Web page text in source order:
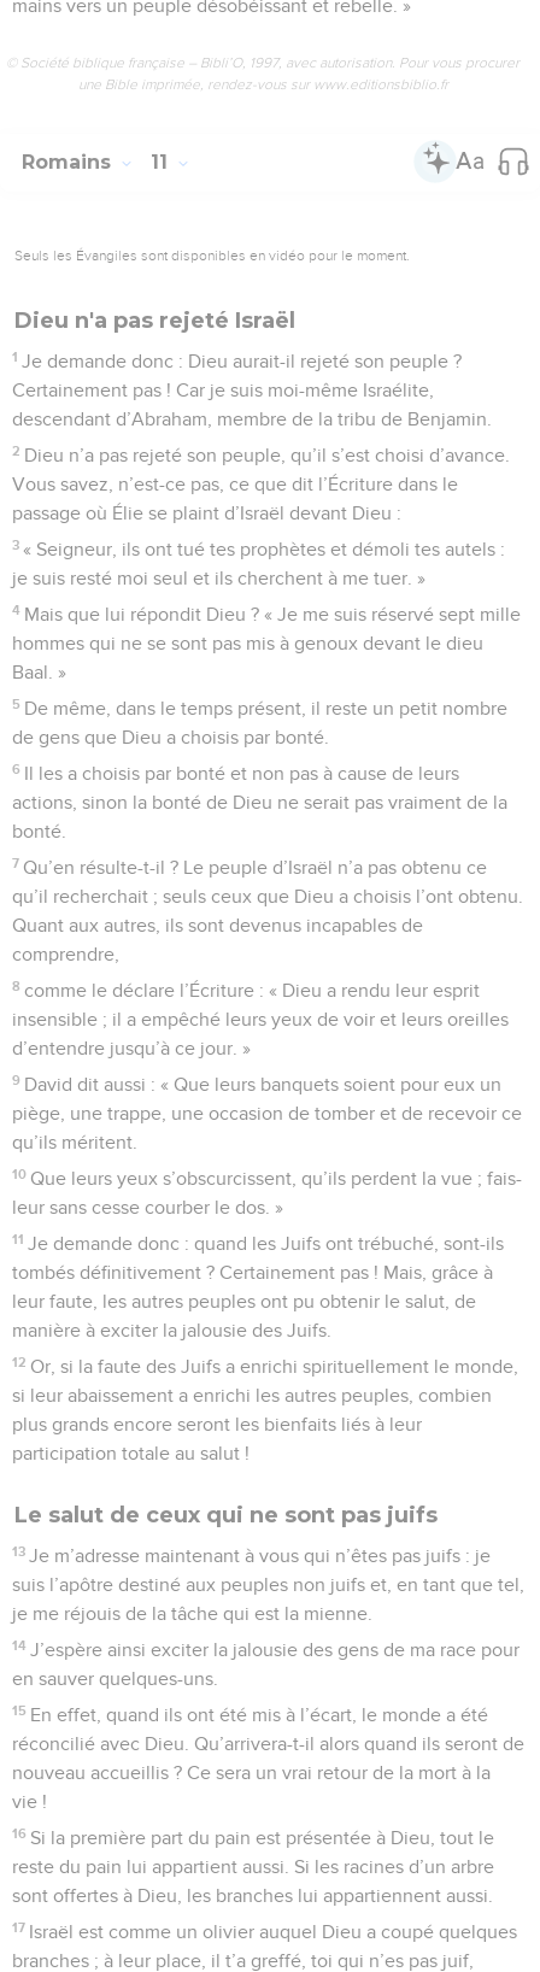
mains vers un peuple désobéissant et rebelle. »
© Société biblique française – Bibli’O, 1997, avec autorisation. Pour vous procurer
une Bible imprimée, rendez-vous sur www.editionsbiblio.fr
Romains 11
Seuls les Évangiles sont disponibles en vidéo pour le moment.
Dieu n'a pas rejeté Israël
1 Je demande donc : Dieu aurait-il rejeté son peuple ?
Certainement pas ! Car je suis moi-même Israélite,
descendant d’Abraham, membre de la tribu de Benjamin.
2 Dieu n’a pas rejeté son peuple, qu’il s’est choisi d’avance.
Vous savez, n’est-ce pas, ce que dit l’Écriture dans le
passage où Élie se plaint d’Israël devant Dieu :
3 « Seigneur, ils ont tué tes prophètes et démoli tes autels :
je suis resté moi seul et ils cherchent à me tuer. »
4 Mais que lui répondit Dieu ? « Je me suis réservé sept mille
hommes qui ne se sont pas mis à genoux devant le dieu
Baal. »
5 De même, dans le temps présent, il reste un petit nombre
de gens que Dieu a choisis par bonté.
6 Il les a choisis par bonté et non pas à cause de leurs
actions, sinon la bonté de Dieu ne serait pas vraiment de la
bonté.
7 Qu’en résulte-t-il ? Le peuple d’Israël n’a pas obtenu ce
qu’il recherchait ; seuls ceux que Dieu a choisis l’ont obtenu.
Quant aux autres, ils sont devenus incapables de
comprendre,
8 comme le déclare l’Écriture : « Dieu a rendu leur esprit
insensible ; il a empêché leurs yeux de voir et leurs oreilles
d’entendre jusqu’à ce jour. »
9 David dit aussi : « Que leurs banquets soient pour eux un
piège, une trappe, une occasion de tomber et de recevoir ce
qu’ils méritent.
10 Que leurs yeux s’obscurcissent, qu’ils perdent la vue ; fais-
leur sans cesse courber le dos. »
11 Je demande donc : quand les Juifs ont trébuché, sont-ils
tombés définitivement ? Certainement pas ! Mais, grâce à
leur faute, les autres peuples ont pu obtenir le salut, de
manière à exciter la jalousie des Juifs.
12 Or, si la faute des Juifs a enrichi spirituellement le monde,
si leur abaissement a enrichi les autres peuples, combien
plus grands encore seront les bienfaits liés à leur
participation totale au salut !
Le salut de ceux qui ne sont pas juifs
13 Je m’adresse maintenant à vous qui n’êtes pas juifs : je
suis l’apôtre destiné aux peuples non juifs et, en tant que tel,
je me réjouis de la tâche qui est la mienne.
14 J’espère ainsi exciter la jalousie des gens de ma race pour
en sauver quelques-uns.
15 En effet, quand ils ont été mis à l’écart, le monde a été
réconcilié avec Dieu. Qu’arrivera-t-il alors quand ils seront de
nouveau accueillis ? Ce sera un vrai retour de la mort à la
vie !
16 Si la première part du pain est présentée à Dieu, tout le
reste du pain lui appartient aussi. Si les racines d’un arbre
sont offertes à Dieu, les branches lui appartiennent aussi.
17 Israël est comme un olivier auquel Dieu a coupé quelques
branches ; à leur place, il t’a greffé, toi qui n’es pas juif,